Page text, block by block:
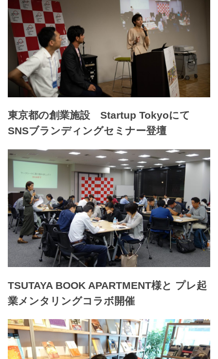
東京都の創業施設 Startup Tokyoにて
SNSブランディングセミナー登壇
TSUTAYA BOOK APARTMENT様と プレ起
業メンタリングコラボ開催